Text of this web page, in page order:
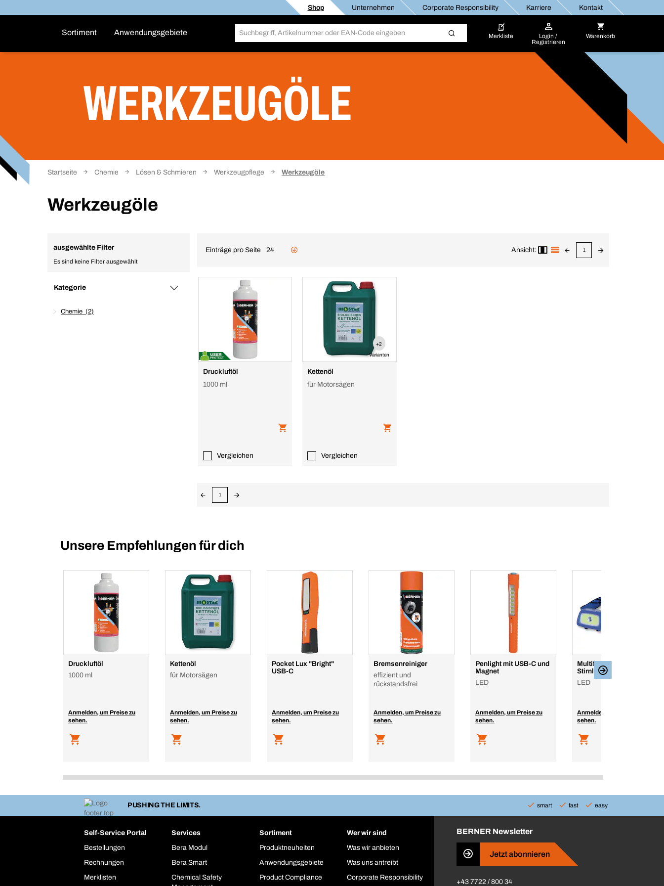
Shop Unternehmen Corporate Responsibility Karriere Kontakt
Sortiment Anwendungsgebiete Merkliste
Login /
Registrieren
Warenkorb
WERKZEUGÖLE
Startseite Chemie Lösen & Schmieren Werkzeugpflege Werkzeugöle
Werkzeugöle
ausgewählte Filter
Es sind keine Filter ausgewählt
Kategorie
Chemie 2
Einträge pro Seite 24 Ansicht: 1
Druckluftöl
1000 ml
Vergleichen
+2
Varianten
Kettenöl
für Motorsägen
Vergleichen
1
Unsere Empfehlungen für dich
Druckluftöl
1000 ml
Anmelden, um Preise zu
sehen.
Kettenöl
für Motorsägen
Anmelden, um Preise zu
sehen.
Pocket Lux "Bright"
USB-C
Anmelden, um Preise zu
sehen.
Bremsenreiniger
effizient und
rückstandsfrei
Anmelden, um Preise zu
sehen.
Penlight mit USB-C und
Magnet
LED
Anmelden, um Preise zu
sehen.
Multifunktionale
Stirnlampe
LED
Anmelden, um Preise zu
sehen.
PUSHING THE LIMITS. smart fast easy
Self-Service Portal
Bestellungen
Rechnungen
Merklisten
Services
Bera Modul
Bera Smart
Chemical Safety
Sortiment
Produktneuheiten
Anwendungsgebiete
Product Compliance
Wer wir sind
Was wir anbieten
Was uns antreibt
Corporate Responsibility
BERNER Newsletter
Jetzt abonnieren
+43 7722 / 800 34